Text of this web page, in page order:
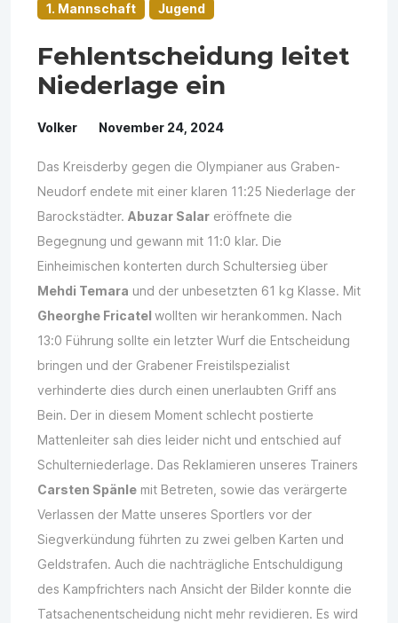
1. Mannschaft Jugend
Fehlentscheidung leitet
Niederlage ein
Volker November 24, 2024
Das Kreisderby gegen die Olympianer aus Graben-
Neudorf endete mit einer klaren 11:25 Niederlage der
Barockstädter. Abuzar Salar eröffnete die
Begegnung und gewann mit 11:0 klar. Die
Einheimischen konterten durch Schultersieg über
Mehdi Temara und der unbesetzten 61 kg Klasse. Mit
Gheorghe Fricatel wollten wir herankommen. Nach
13:0 Führung sollte ein letzter Wurf die Entscheidung
bringen und der Grabener Freistilspezialist
verhinderte dies durch einen unerlaubten Griff ans
Bein. Der in diesem Moment schlecht postierte
Mattenleiter sah dies leider nicht und entschied auf
Schulterniederlage. Das Reklamieren unseres Trainers
Carsten Spänle mit Betreten, sowie das verärgerte
Verlassen der Matte unseres Sportlers vor der
Siegverkündung führten zu zwei gelben Karten und
Geldstrafen. Auch die nachträgliche Entschuldigung
des Kampfrichters nach Ansicht der Bilder konnte die
Tatsachenentscheidung nicht mehr revidieren. Es wird